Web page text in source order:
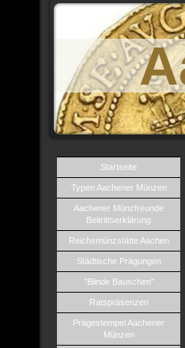
Startseite
Typen Aachener Münzen
Aachener Münzfreunde
Beitrittserklärung
Reichsmünzstätte Aachen
Städtische Prägungen
"Blinde Bauschen"
Ratspräsenzen
Prägestempel Aachener
Münzen